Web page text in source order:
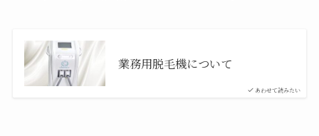
あわせて読みたい
業務用脱毛機について